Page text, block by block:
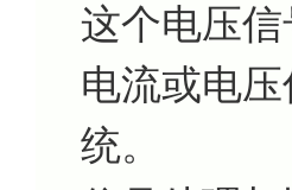
这个电压
电流或电
统。